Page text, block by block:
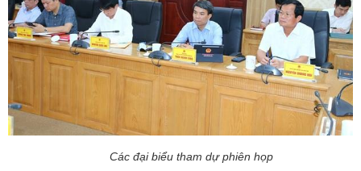
Các đại biểu tham dự phiên họp